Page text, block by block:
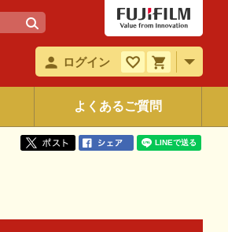
ログイン
よくあるご質問